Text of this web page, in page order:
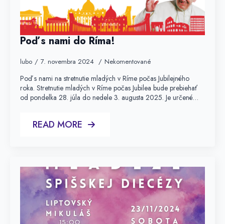
Poď s nami do Ríma!
lubo 7. novembra 2024 Nekomentované
Poď s nami na stretnutie mladých v Ríme počas Jubilejného
roka. Stretnutie mladých v Ríme počas Jubilea bude prebiehať
od pondelka 28. júla do nedele 3. augusta 2025. Je určené…
READ MORE